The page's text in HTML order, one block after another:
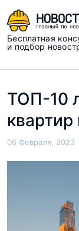
Бесплатная
и подбор
ТОП-10
06 Февраля, 2023